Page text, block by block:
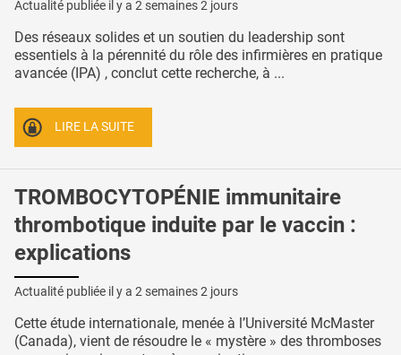
Actualité publiée il y a 2 semaines 2 jours
Des réseaux solides et un soutien du leadership sont
essentiels à la pérennité du rôle des infirmières en pratique
avancée (IPA) , conclut cette recherche, à ...
LIRE LA SUITE
TROMBOCYTOPÉNIE immunitaire
thrombotique induite par le vaccin :
explications
Actualité publiée il y a 2 semaines 2 jours
Cette étude internationale, menée à l’Université McMaster
(Canada), vient de résoudre le « mystère » des thromboses